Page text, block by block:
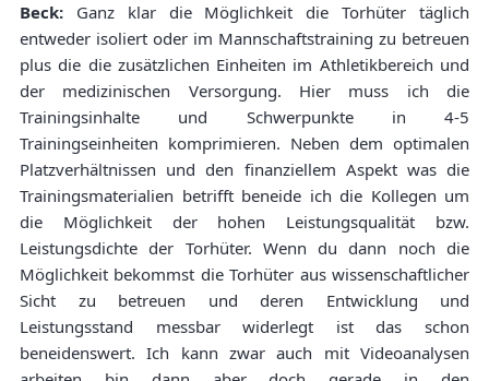
Beck: Ganz klar die Möglichkeit die Torhüter täglich
entweder isoliert oder im Mannschaftstraining zu betreuen
plus die die zusätzlichen Einheiten im Athletikbereich und
der medizinischen Versorgung. Hier muss ich die
Trainingsinhalte und Schwerpunkte in 4-5
Trainingseinheiten komprimieren. Neben dem optimalen
Platzverhältnissen und den finanziellem Aspekt was die
Trainingsmaterialien betrifft beneide ich die Kollegen um
die Möglichkeit der hohen Leistungsqualität bzw.
Leistungsdichte der Torhüter. Wenn du dann noch die
Möglichkeit bekommst die Torhüter aus wissenschaftlicher
Sicht zu betreuen und deren Entwicklung und
Leistungsstand messbar widerlegt ist das schon
beneidenswert. Ich kann zwar auch mit Videoanalysen